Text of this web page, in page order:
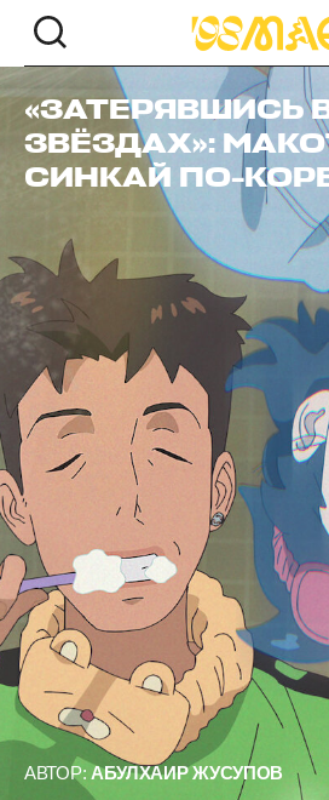
«ЗАТЕРЯВШИСЬ
ЗВЁЗДАХ»:
СИНКАЙ ПО-
АВТОР: АБУЛХАИР ЖУСУПОВ